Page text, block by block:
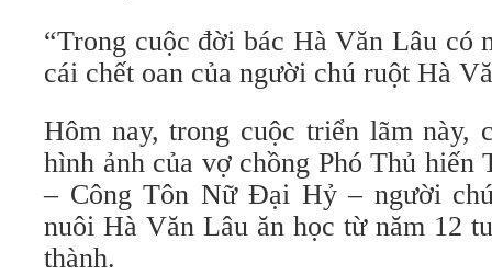
“Trong cuộc đời bác Hà Văn Lâu có
cái chết oan của người chú ruột Hà
Hôm nay, trong cuộc triển lãm này,
hình ảnh của vợ chồng Phó Thủ
– Công Tôn Nữ Đại Hỷ – người
nuôi Hà Văn Lâu ăn học từ năm 12
thành.